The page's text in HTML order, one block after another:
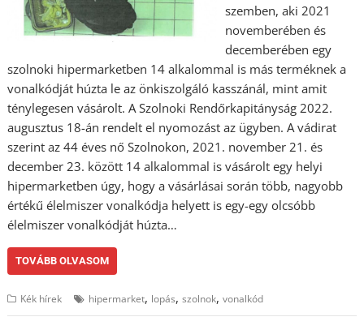
szemben, aki 2021
novemberében és
decemberében egy
szolnoki hipermarketben 14 alkalommal is más terméknek a
vonalkódját húzta le az önkiszolgáló kasszánál, mint amit
ténylegesen vásárolt. A Szolnoki Rendőrkapitányság 2022.
augusztus 18-án rendelt el nyomozást az ügyben. A vádirat
szerint az 44 éves nő Szolnokon, 2021. november 21. és
december 23. között 14 alkalommal is vásárolt egy helyi
hipermarketben úgy, hogy a vásárlásai során több, nagyobb
értékű élelmiszer vonalkódja helyett is egy-egy olcsóbb
élelmiszer vonalkódját húzta…
TOVÁBB OLVASOM
Kék hírek hipermarket, lopás,szolnok,vonalkód